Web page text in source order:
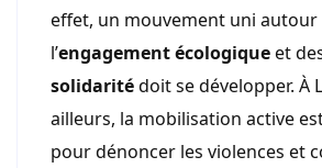
effet, un mouvement uni autour
l’engagement écologiqueet
solidaritédoit se développer. À
ailleurs, la mobilisation active
pour dénoncer les violences et